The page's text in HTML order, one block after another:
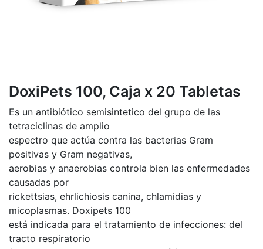
DoxiPets 100, Caja x 20 Tabletas
Es un antibiótico semisintetico del grupo de las
tetraciclinas de amplio
espectro que actúa contra las bacterias Gram
positivas y Gram negativas,
aerobias y anaerobias controla bien las enfermedades
causadas por
rickettsias, ehrlichiosis canina, chlamidias y
micoplasmas. Doxipets 100
está indicada para el tratamiento de infecciones: del
tracto respiratorio